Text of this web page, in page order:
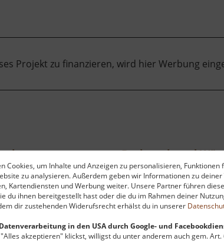
Cookies, um Inhalte und Anzeigen zu personalisieren,
zu analysieren. Außerdem geben wir Informationen zu
Kartendiensten und Werbung weiter. Unsere Partner führen
du ihnen bereitgestellt hast oder die du im Rahmen deiner
dir zustehenden Widerufsrecht erhälst du in unserer
in den USA durch Google- und
akzeptieren" klickst, willigst du unter anderem auch gem. Art.
Projekt zu finanzieren, wird hier Werbung
Osterzgebirge
aktuell vom 10.06.2026 / Zugriffe: 2846
43 km vom aktuellen Standort